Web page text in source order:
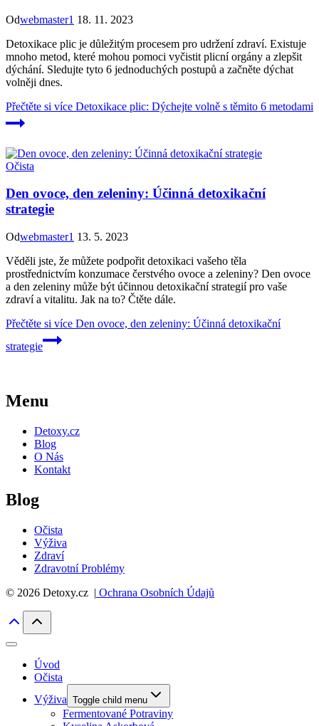
Odwebmaster1 18. 11. 2023
Detoxikace plic je důležitým procesem pro udržení zdraví. Existuje
mnoho metod, které mohou pomoci vyčistit plicní orgány a zlepšit
dýchání. Sledujte tyto 6 jednoduchých postupů a začněte dýchat
volněji dnes.
Přečtěte si více Detoxikace plic: Dýchejte volně s těmito 6 metodami
Očista
Den ovoce, den zeleniny: Účinná detoxikační
strategie
Odwebmaster1 13. 5. 2023
Věděli jste, že můžete podpořit detoxikaci vašeho těla
prostřednictvím konzumace čerstvého ovoce a zeleniny? Den ovoce
a den zeleniny může být účinnou detoxikační strategií pro vaše
zdraví a vitalitu. Jak na to? Čtěte dále.
Přečtěte si více Den ovoce, den zeleniny: Účinná detoxikační
strategie
Menu
Detoxy.cz
Blog
O Nás
Kontakt
Blog
Očista
Výživa
Zdraví
Zdravotní Problémy
© 2026 Detoxy.cz | Ochrana Osobních Údajů
Úvod
Očista
Výživa Toggle child menu
Fermentované Potraviny